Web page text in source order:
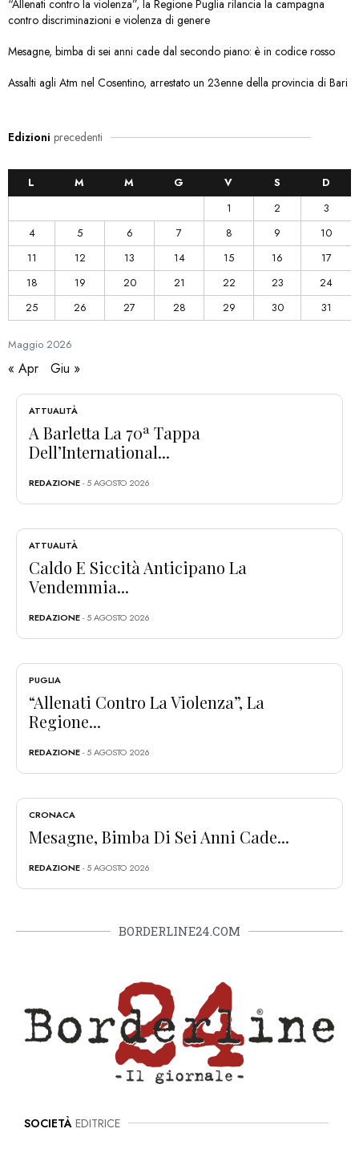
“Allenati contro la violenza”, la Regione Puglia rilancia la campagna
contro discriminazioni e violenza di genere
Mesagne, bimba di sei anni cade dal secondo piano: è in codice rosso
Assalti agli Atm nel Cosentino, arrestato un 23enne della provincia di Bari
Edizioni precedenti
Maggio 2026
L M M G V S
D
1
2
3
4
5 6 7 8 9
10
11
12 13 14 15 16
17
18
19 20 21 22 23
24
25
26 27 28 29 30 31
« Apr Giu »
ATTUALITÀ
A Barletta La 70ª Tappa
Dell’International...
REDAZIONE- 5 AGOSTO 2026
ATTUALITÀ
Caldo E Siccità Anticipano La
Vendemmia...
REDAZIONE- 5 AGOSTO 2026
PUGLIA
“Allenati Contro La Violenza”, La
Regione...
REDAZIONE- 5 AGOSTO 2026
CRONACA
Mesagne, Bimba Di Sei Anni Cade...
REDAZIONE- 5 AGOSTO 2026
BORDERLINE24.COM
SOCIETÀ EDITRICE